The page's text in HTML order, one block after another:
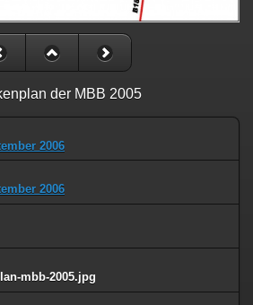
der MBB 2005
2006
2006
mbb-2005.jpg